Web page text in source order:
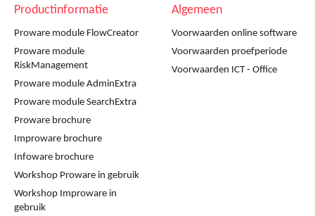
Productinformatie
Proware module FlowCreator
Proware module
RiskManagement
Proware module AdminExtra
Proware module SearchExtra
Proware brochure
Improware brochure
Infoware brochure
Workshop Proware in gebruik
Workshop Improware in
gebruik
Algemeen
Voorwaarden online software
Voorwaarden proefperiode
Voorwaarden ICT - Office